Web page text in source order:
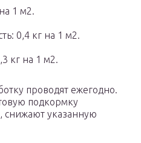
1 м2.
0,4 кг на 1 м2.
кг на 1 м2.
проводят ежегодно.
подкормку
снижают указанную